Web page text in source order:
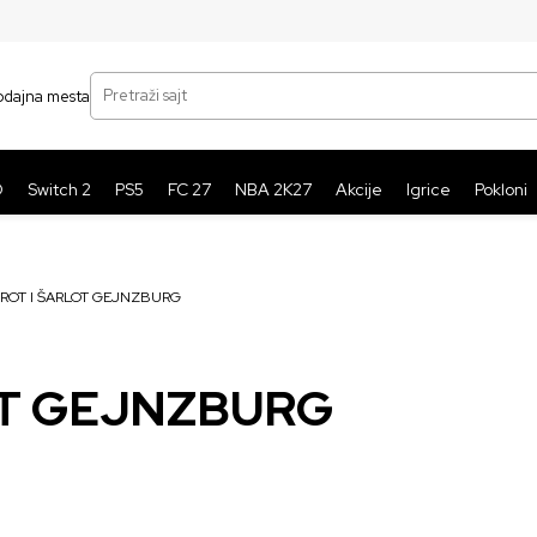
mesta
Pretraži sajt
Switch 2 PS5 FC 27 NBA 2K27 Akcije Igrice Pokloni
I ŠARLOT GEJNZBURG
GEJNZBURG